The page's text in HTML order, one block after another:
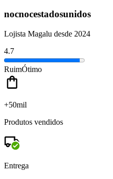
nocnocestadosunidos
Lojista Magalu desde 2024
4.7
RuimÓtimo
+50mil
Produtos vendidos
Entrega